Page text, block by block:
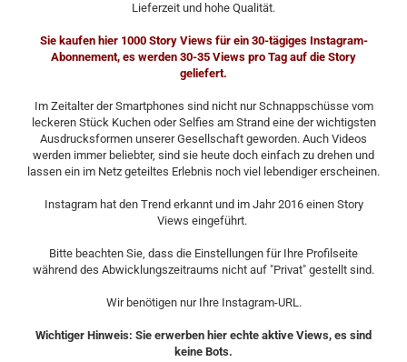
Lieferzeit und hohe Qualität.
Sie kaufen hier 1000 Story Views für ein 30-tägiges Instagram-
Abonnement, es werden 30-35 Views pro Tag auf die Story
geliefert.
Im Zeitalter der Smartphones sind nicht nur Schnappschüsse vom
leckeren Stück Kuchen oder Selfies am Strand eine der wichtigsten
Ausdrucksformen unserer Gesellschaft geworden. Auch Videos
werden immer beliebter, sind sie heute doch einfach zu drehen und
lassen ein im Netz geteiltes Erlebnis noch viel lebendiger erscheinen.
Instagram hat den Trend erkannt und im Jahr 2016 einen Story
Views eingeführt.
Bitte beachten Sie, dass die Einstellungen für Ihre Profilseite
während des Abwicklungszeitraums nicht auf "Privat" gestellt sind.
Wir benötigen nur Ihre Instagram-URL.
Wichtiger Hinweis: Sie erwerben hier echte aktive Views, es sind
keine Bots.